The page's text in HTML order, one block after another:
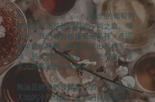
在 Anderson and Stone，我們的葡萄酒
精選流程正是我們與眾不同之處。每
個月，我們都會根據葡萄品種、產區
與年份的搭配，精挑細選出風格互
補、層次豐富的酒款，為您帶來一場
多元而精彩的品味旅程。
無論是經典的波爾多紅酒，還是鮮為
人知的冷門佳釀，我們的目標始終如